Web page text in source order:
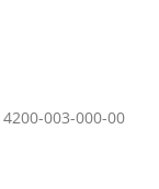
4200-003-000-00